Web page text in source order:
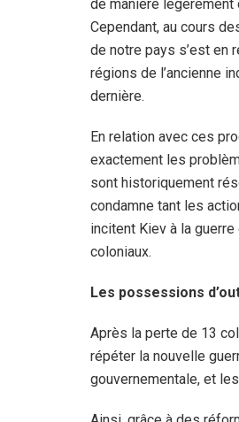
de manière
Cependant, au cours
de notre pays s’est en
régions de l’ancienne
dernière.
En relation avec ces
exactement les
sont historiquement
condamne tant les
incitent Kiev à la
coloniaux.
Les possessions
Après la perte de 13
répéter la nouvelle
gouvernementale, et